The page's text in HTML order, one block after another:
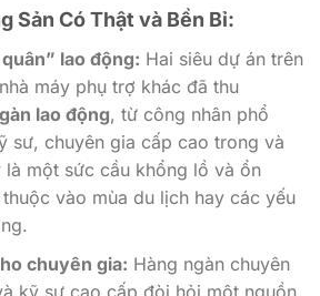
Sản Có Thật và Bền Bỉ:
lao động: Hai siêu dự án trên
máy phụ trợ khác đã thu
lao động, từ công nhân phổ
sư, chuyên gia cấp cao trong và
một sức cầu khổng lồ và ổn
vào mùa du lịch hay các yếu
chuyên gia: Hàng ngàn chuyên
kỹ sư cao cấp đòi hỏi một nguồn